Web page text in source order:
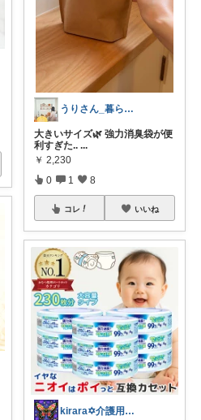
うりさん_暮らし＊
大きいサイズ🌿 強力消臭袋が便
利すぎた.. ...
￥ 2,230
0 1 8
コレ いいね
kirara✡介護用品🌈